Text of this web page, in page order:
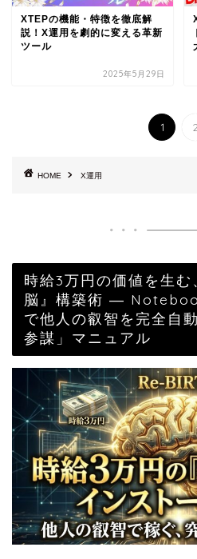
XTEPの機能・特徴を徹底解
説！X運用を劇的に変える革新
ツール
2025年5月29日
1 2
HOME X運用
時給3万円の価値を生
脳』構築術 ―
で他人の叡智を完全自
参謀」マニュアル